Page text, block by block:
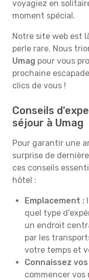
voyagiez en
moment spécial.
Notre site web est
perle rare. Nous
Umag pour vous
prochaine
clics de vous !
Conseils
séjour à Umag
Pour garantir une
surprise de
ces conseils
hôtel :
Emplacement :
quel type
un endroit
par les
votre temps et
Connaissez
commencer vos